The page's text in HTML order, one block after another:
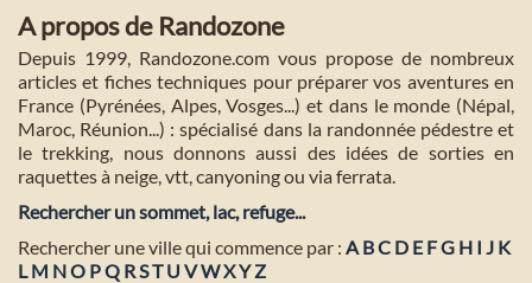
A propos de Randozone
Depuis 1999, Randozone.com vous propose de nombreux
articles et fiches techniques pour préparer vos aventures en
France (Pyrénées, Alpes, Vosges...) et dans le monde (Népal,
Maroc, Réunion...) : spécialisé dans la randonnée pédestre et
le trekking, nous donnons aussi des idées de sorties en
raquettes à neige, vtt, canyoning ou via ferrata.
Rechercher un sommet, lac, refuge...
Rechercher une ville qui commence par : A BC D E FG H I J K
L M NO PQ RST U VWXYZ